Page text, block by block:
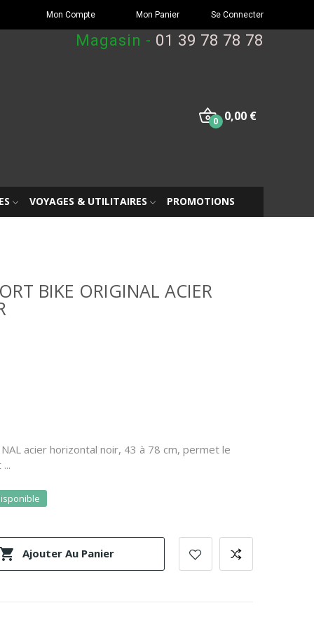
Mon Compte Mon Panier Se Connecter
Magasin - 01 39 78 78 78
0,00 €
0
VOYAGES & UTILITAIRES PROMOTIONS
BIKE ORIGINAL ACIER
acier horizontal noir, 43 à 78 cm, permet le
 Ajouter Au Panier